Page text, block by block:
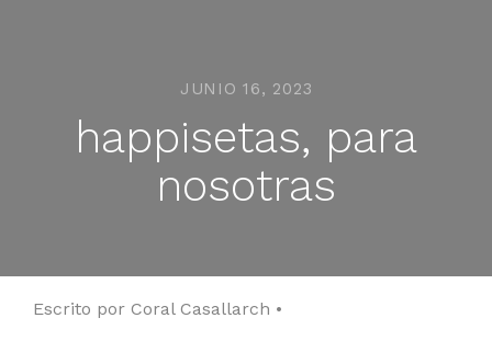
JUNIO 16, 2023
happisetas, para
nosotras
Escrito por Coral Casallarch •